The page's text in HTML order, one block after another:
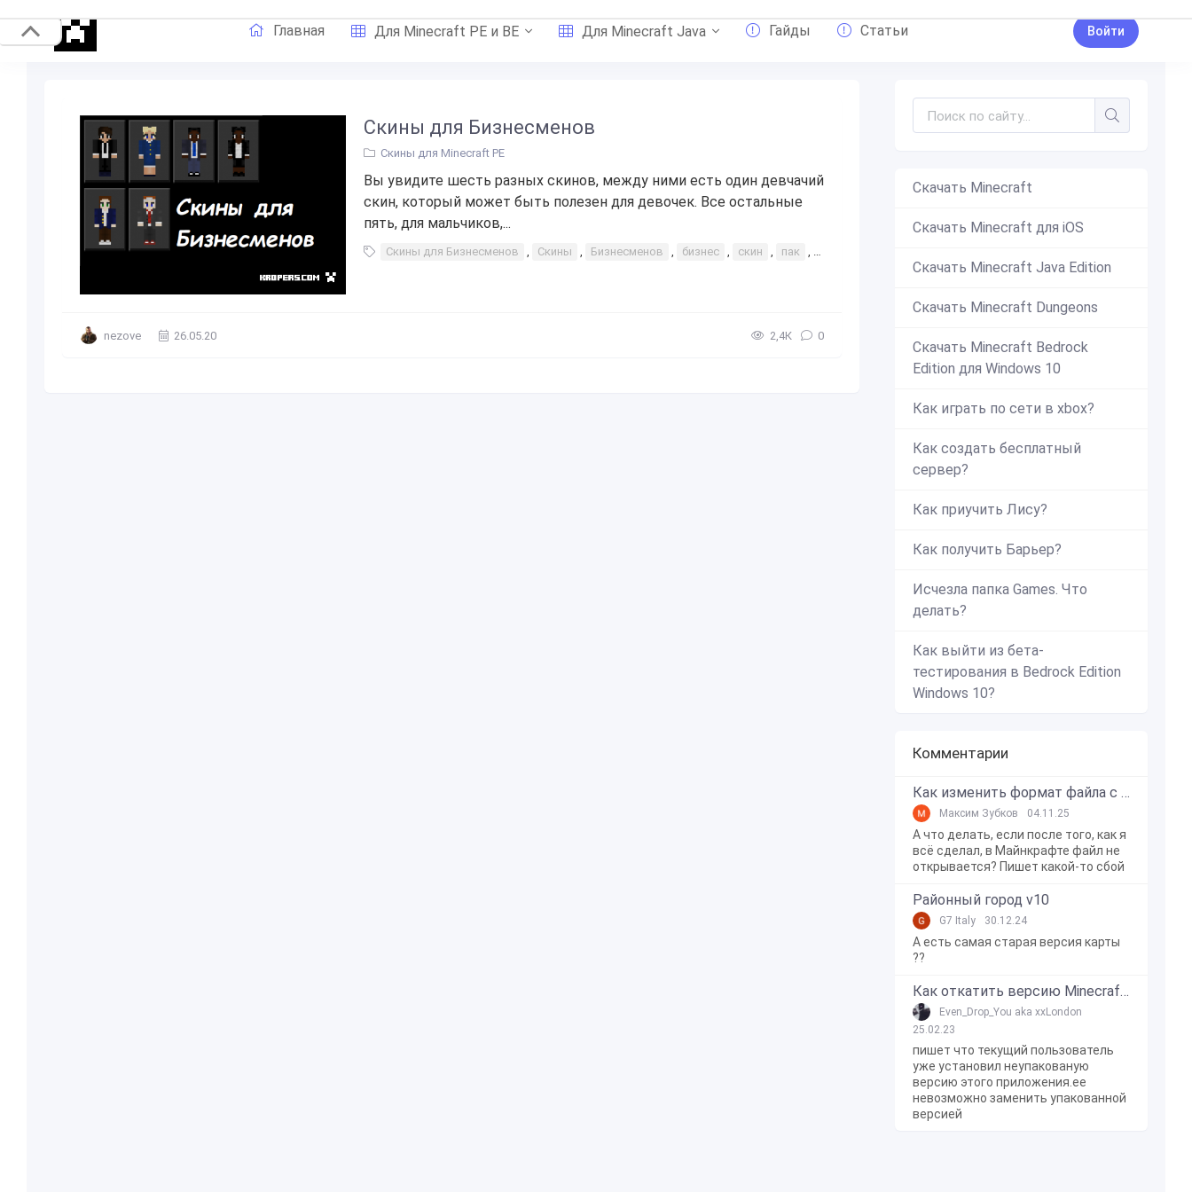
Главная Для Minecraft PE и BE Для Minecraft Java Гайды Статьи Войти
Скины для Бизнесменов
Скины для Minecraft PE
Вы увидите шесть разных скинов, между ними есть один девчачий
скин, который может быть полезен для девочек. Все остальные
пять, для мальчиков,...
Скины для Бизнесменов , Скины , Бизнесменов , бизнес , скин , пак , интересное
nezove 26.05.20 2,4К 0
Скачать Minecraft
Скачать Minecraft для iOS
Скачать Minecraft Java Edition
Скачать Minecraft Dungeons
Скачать Minecraft Bedrock
Edition для Windows 10
Как играть по сети в xbox?
Как создать бесплатный
сервер?
Как приучить Лису?
Как получить Барьер?
Исчезла папка Games. Что
делать?
Как выйти из бета-
тестирования в Bedrock Edition
Windows 10?
Комментарии
Как изменить формат файла с zip в mcworld?
Максим Зубков 04.11.25
А что делать, если после того, как я
всё сделал, в Майнкрафте файл не
открывается? Пишет какой-то сбой
Районный город v10
G7 Italy 30.12.24
А есть самая старая версия карты
??
Как откатить версию Minecraft Bedrock Edition на Windows 10?
Even_Drop_You aka xxLondon
25.02.23
пишет что текущий пользователь
уже установил неупакованую
версию этого приложения.ее
невозможно заменить упакованной
версией